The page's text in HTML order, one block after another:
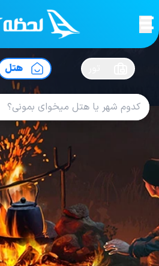
لحظه آخر
هتل
هتل های آنتالیا
لحظه آخر هتل های ترکیه هتل
dedeman kemer